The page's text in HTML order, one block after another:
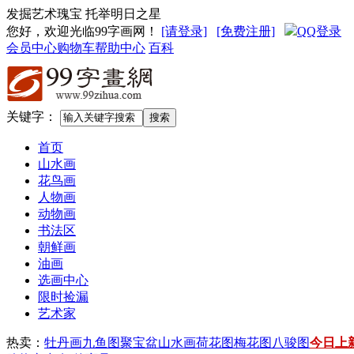
发掘艺术瑰宝 托举明日之星
您好，欢迎光临99字画网 ！ [请登录] [免费注册]
QQ登录
会员中心购物车帮助中心 百科
关键字：
首页
山水画
花鸟画
人物画
动物画
书法区
朝鲜画
油画
选画中心
限时捡漏
艺术家
热卖： 牡丹画九鱼图聚宝盆山水画荷花图梅花图 八骏图今日上